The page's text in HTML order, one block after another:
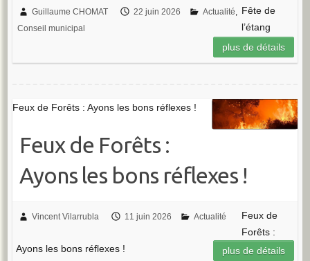
Guillaume CHOMAT 22 juin 2026 Actualité,
Conseil municipal
Fête de
l’étang
plus de détails
Feux de Forêts : Ayons les bons réflexes !
Feux de Forêts :
Ayons les bons réflexes !
Vincent Vilarrubla 11 juin 2026 Actualité
Feux de
Forêts :
Ayons les bons réflexes !
plus de détails